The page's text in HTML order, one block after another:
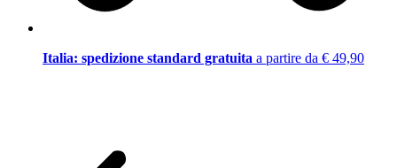
Italia: spedizione standard gratuita a partire da € 49,90